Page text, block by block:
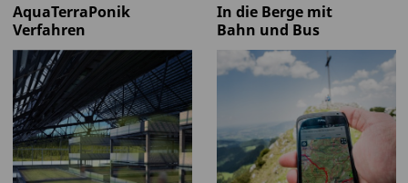
AquaTerraPonik
Verfahren
In die Berge mit
Bahn und Bus